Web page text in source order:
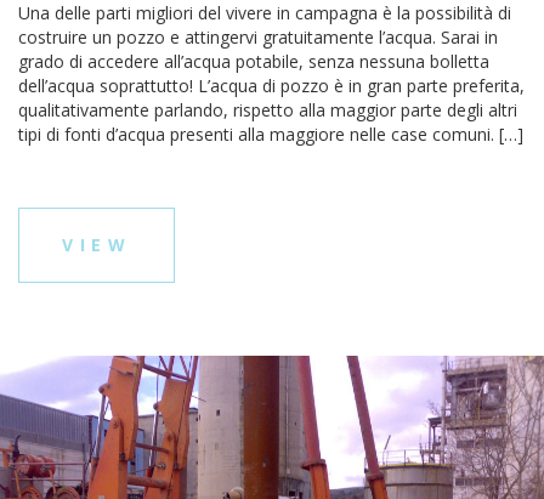
Una delle parti migliori del vivere in campagna è la possibilità di
costruire un pozzo e attingervi gratuitamente l’acqua. Sarai in
grado di accedere all’acqua potabile, senza nessuna bolletta
dell’acqua soprattutto! L’acqua di pozzo è in gran parte preferita,
qualitativamente parlando, rispetto alla maggior parte degli altri
tipi di fonti d’acqua presenti alla maggiore nelle case comuni. […]
VIEW